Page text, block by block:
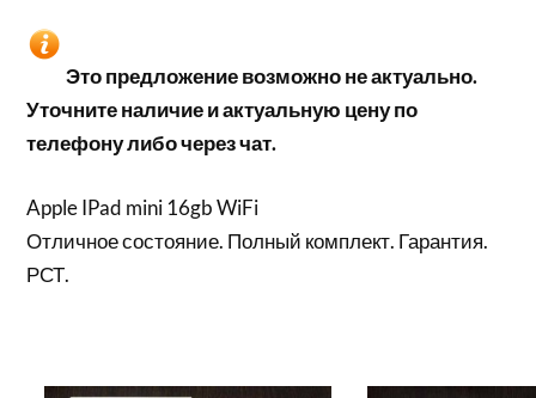
Это предложение возможно не актуально.
Уточните наличие и актуальную цену по
телефону либо через чат.
Apple IPad mini 16gb WiFi
Отличное состояние. Полный комплект. Гарантия.
РСТ.